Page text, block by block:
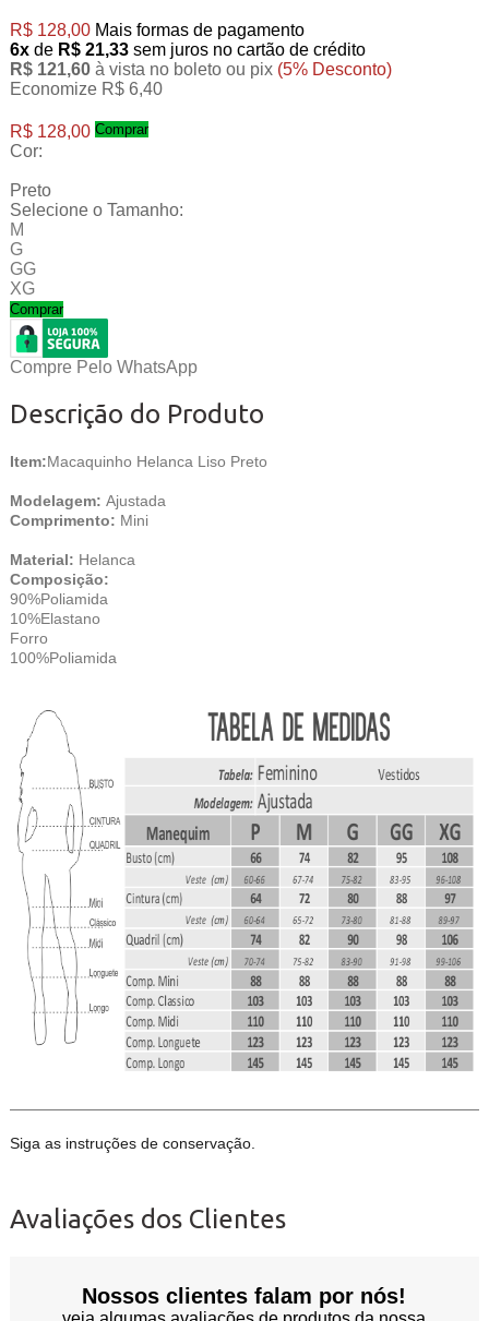
R$ 128,00 Mais formas de pagamento
6xde R$ 21,33 sem juros no cartão de crédito
R$ 121,60 à vista no boleto ou pix (5% Desconto)
Economize R$ 6,40
R$ 128,00 Comprar
Cor:
Preto
Selecione o Tamanho:
M
G
GG
XG
Comprar
Compre Pelo WhatsApp
Descrição do Produto
Item:Macaquinho Helanca Liso Preto
Modelagem: Ajustada
Comprimento: Mini
Material: Helanca
Composição:
90%Poliamida
10%Elastano
Forro
100%Poliamida
Siga as instruções de conservação.
Avaliações dos Clientes
Nossos clientes falam por nós!